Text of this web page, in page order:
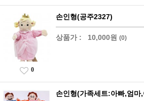
손인형(공주2327)
상품가 : 10,000원 (0)
0
손인형(가족세트:아빠,엄마